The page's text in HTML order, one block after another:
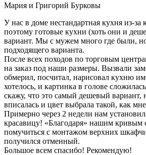
Мария и Григорий Бурковы
У нас в доме нестандартная кухня из-за
поэтому готовые кухни (хоть они и
вариант. Мы с мужем много где были,
подходящего варианта.
После всех походов по торговым
на заказ под наши размеры. Вызвали
обмерил, посчитал, нарисовал кухню
хотелось, и картинка в голове
скажу, что это самый дешевый вариант,
вписалась и цвет выбрала такой, как
Примерно через 2 недели нам
красавицу! «Благодаря» нашим кривым
помучиться с монтажом верхних
получился отменный.
Большое всем спасибо! Рекомендую!